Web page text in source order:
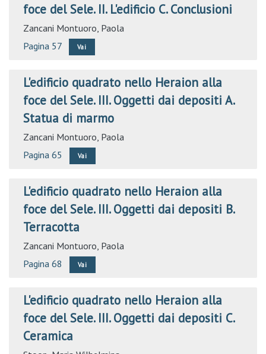
foce del Sele. II. L'edificio C. Conclusioni
Zancani Montuoro, Paola
Pagina 57
Vai
L'edificio quadrato nello Heraion alla
foce del Sele. III. Oggetti dai depositi A.
Statua di marmo
Zancani Montuoro, Paola
Pagina 65
Vai
L'edificio quadrato nello Heraion alla
foce del Sele. III. Oggetti dai depositi B.
Terracotta
Zancani Montuoro, Paola
Pagina 68
Vai
L'edificio quadrato nello Heraion alla
foce del Sele. III. Oggetti dai depositi C.
Ceramica